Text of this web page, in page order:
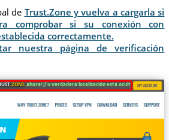
de Trust.Zone y vuelva a cargarla si
comprobar si su conexión con
correctamente.
nuestra página de verificación
.ZONEahora! ¡Tu verdadera localización está oculta!